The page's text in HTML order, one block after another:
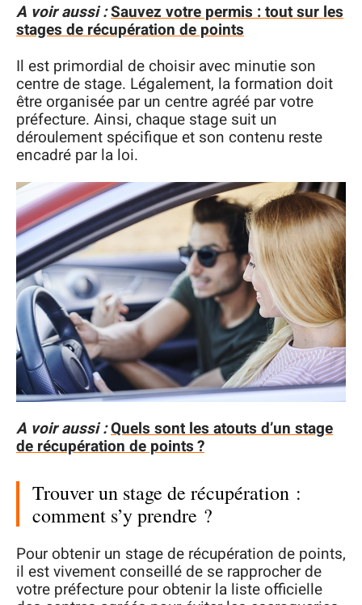
A voir aussi :Sauvez votre permis : tout sur les
stages de récupération de points
Il est primordial de choisir avec minutie son
centre de stage. Légalement, la formation doit
être organisée par un centre agréé par votre
préfecture. Ainsi, chaque stage suit un
déroulement spécifique et son contenu reste
encadré par la loi.
A voir aussi :Quels sont les atouts d’un stage
de récupération de points ?
Trouver un stage de récupération :
comment s’y prendre ?
Pour obtenir un stage de récupération de points,
il est vivement conseillé de se rapprocher de
votre préfecture pour obtenir la liste officielle